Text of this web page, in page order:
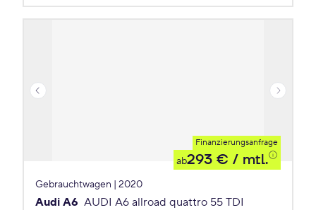
Finanzierungsanfrage
ab293 € / mtl.
Gebrauchtwagen | 2020
Audi A6 AUDI A6 allroad quattro 55 TDI